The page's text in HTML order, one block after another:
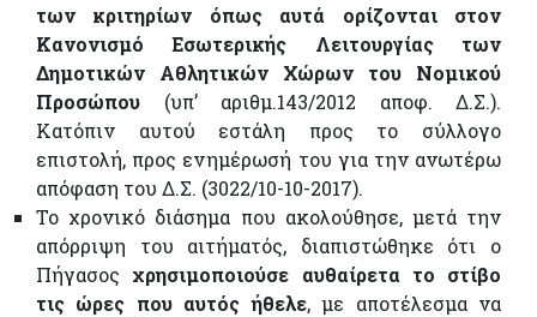
των κριτηρίων όπως αυτά ορίζονται στον
Κανονισμό Εσωτερικής Λειτουργίας των
Δημοτικών Αθλητικών Χώρων του Νομικού
Προσώπου (υπ’ αριθμ.143/2012 αποφ. Δ.Σ.).
Κατόπιν αυτού εστάλη προς το σύλλογο
επιστολή, προς ενημέρωσή του για την ανωτέρω
απόφαση του Δ.Σ. (3022/10-10-2017).
Το χρονικό διάσημα που ακολούθησε, μετά την
απόρριψη του αιτήματός, διαπιστώθηκε ότι ο
Πήγασος χρησιμοποιούσε αυθαίρετα το στίβο
τις ώρες που αυτός ήθελε, με αποτέλεσμα να